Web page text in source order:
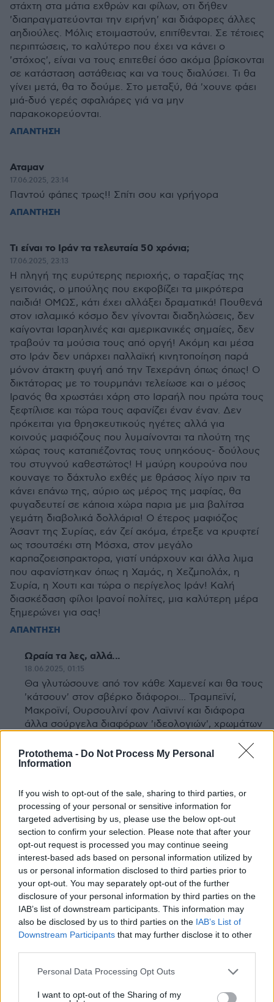
Protothema - Do Not Process My Personal
Information
If you wish to opt-out of the sale, sharing to third parties, or
processing of your personal or sensitive information for
targeted advertising by us, please use the below opt-out
section to confirm your selection. Please note that after your
opt-out request is processed you may continue seeing
interest-based ads based on personal information utilized by
us or personal information disclosed to third parties prior to
your opt-out. You may separately opt-out of the further
disclosure of your personal information by third parties on the
IAB’s list of downstream participants. This information may
also be disclosed by us to third parties on the IAB’s List of
Downstream Participants that may further disclose it to other
Please note that this website/app uses one or more Google
not limited to your visit or usage behaviour. You may click to
Personal Data Processing Opt Outs
I want to opt-out of the Sharing of my
στάχτη στα μάτια εχθρών και φίλων, οτι δήθεν
'διαπραγματεύονται την ειρήνη' και διάφορες άλλες
αηδιούλες. Μόλις ετοιμαστούν, επιτίθενται. Σε τέτοιες
περιπτώσεις, το καλύτερο που έχει να κάνει ο
'στόχος', είναι να τους επιτεθεί όσο ακόμα βρίσκονται
σε κατάσταση αστάθειας και να τους διαλύσει. Τι θα
γίνει μετά, θα το δούμε. Στο μεταξύ, θά 'χουνε φάει
μιά-δυό γερές σφαλιάρες γιά να μην
παρακοκορεύονται.
ΑΠΑΝΤΗΣΗ
Αταμαν
17.06.2025, 23:14
Παντού φάπες τρως!! Σπίτι σου και γρήγορα
ΑΠΑΝΤΗΣΗ
Τι είναι το Ιράν τα τελευταία 50 χρόνια;
17.06.2025, 23:13
Η πληγή της ευρύτερης περιοχής, ο ταραξίας της
γειτονιάς, ο μπούλης που εκφοβίζει τα μικρότερα
παιδιά! ΟΜΩΣ, κάτι έχει αλλάξει δραματικά! Πουθενά
στον ισλαμικό κόσμο δεν γίνονται διαδηλώσεις, δεν
καίγονται Ισραηλινές και αμερικανικές σημαίες, δεν
τραβούν τα μούσια τους από οργή! Ακόμη και μέσα
στο Ιράν δεν υπάρχει παλλαϊκή κινητοποίηση παρά
μόνον άτακτη φυγή από την Τεχεράνη όπως όπως! Ο
δικτάτορας με το τουρμπάνι τελείωσε και ο μέσος
Ιρανός θα χρωστάει χάρη στο Ισραήλ που πρώτα τους
ξεφτίλισε και τώρα τους αφανίζει έναν έναν. Δεν
πρόκειται για θρησκευτικούς ηγέτες αλλά για
κοινούς μαφιόζους που λυμαίνονται τα πλούτη της
χώρας τους καταπιέζοντας τους υπηκόους- δούλους
του στυγνού καθεστώτος! Η μαύρη κουρούνα που
κουναγε το δάχτυλο εχθές με θράσος λίγο πριν τα
κάνει επάνω της, αύριο ως μέρος της μαφίας, θα
φυγαδευτεί σε κάποια χώρα παρια με μια βαλίτσα
γεμάτη διαβολικά δολλάρια! Ο έτερος μαφιόζος
Άσαντ της Συρίας, εάν ζεί ακόμα, έτρεξε να κρυφτεί
ως τσουτσέκι στη Μόσχα, στον μεγάλο
καρπαζοεισπρακτορα, γιατί υπάρχουν και άλλα λιμα
που αφανίστηκαν όπως η Χαμάς, η Χεζμπολάχ, η
Συρία, η Χουτι και τώρα ο περίγελος Ιράν! Καλή
διασκέδαση φίλοι Ιρανοί πολίτες, μια καλύτερη μέρα
ξημερώνει για σας!
ΑΠΑΝΤΗΣΗ
Ωραία τα λες, αλλά...
18.06.2025, 01:15
Θα γλυτώσουνε από τον κάθε Χαμενεί και θα τους
'κάτσουν' στον σβέρκο διάφοροι... Τραμπεϊνί,
Μακροϊνί, Ουρσουλινί φον Λαϊνινί και διάφορα
άλλα σούργελα διαφόρων 'ιδεολογιών', χρωμάτων
ΑΠΑΝΤΗΣΗ
18.06.2025, 01:37
...το μη χείρον = βέλτιστον. (Γιά όλους).
ΑΠΑΝΤΗΣΗ
@
18.06.2025, 01:23
Όλοι αυτοί, εκτός ίσως από τον Τραμπ, είναι ο
λόγος που έχετε την ελευθερία να γράφετε τις
ανοησίες σας και κανείς δεν θα σας πετάξει
από το μπαλκόνι. Αν αυτό είναι τυραννία,
χρειαζόμαστε κι άλλους σαν κι αυτούς.